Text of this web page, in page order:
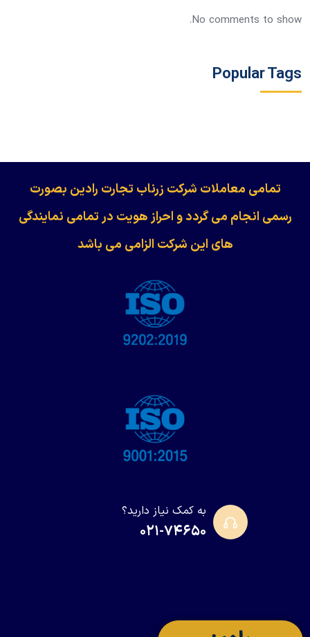
No comments to show.
Popular Tags
​​​​​​تمامی معاملات شرکت زرناب تجارت رادین بصورت
رسمی انجام می گردد و احراز هویت در تمامی نمایندگی
های این شرکت الزامی می باشد
به کمک نیاز دارید؟
۰۲۱-۷۴۶۵۰